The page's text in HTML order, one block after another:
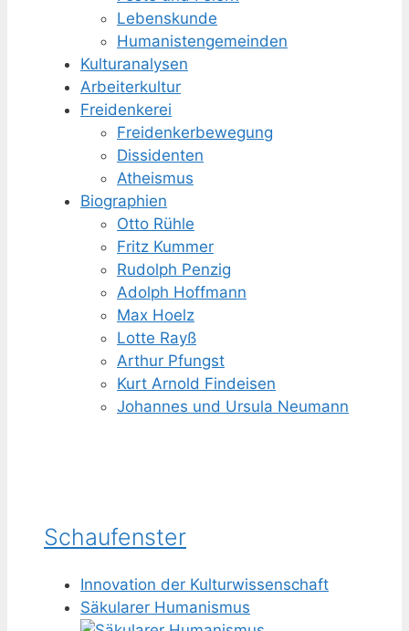
Lebenskunde
Humanisten­gemeinden
Kulturanalysen
Arbeiterkultur
Freidenkerei
Freidenker­bewegung
Dissidenten
Atheismus
Biographien
Otto Rühle
Fritz Kummer
Rudolph Penzig
Adolph Hoffmann
Max Hoelz
Lotte Rayß
Arthur Pfungst
Kurt Arnold Findeisen
Johannes und Ursula Neumann
Schaufenster
Innovation der Kulturwissenschaft
Säkularer Humanismus